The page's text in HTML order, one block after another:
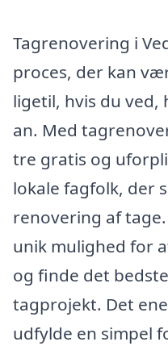
Tagrenovering i
proces, der kan
ligetil, hvis du
an. Med
tre gratis og
lokale fagfolk, der
renovering af
unik mulighed for
og finde det
tagprojekt. Det
udfylde en simpel